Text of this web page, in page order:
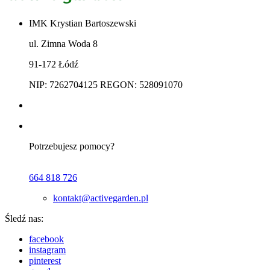
IMK Krystian Bartoszewski
ul. Zimna Woda 8
91-172 Łódź
NIP: 7262704125 REGON: 528091070
Potrzebujesz pomocy?
664 818 726
kontakt@activegarden.pl
Śledź nas:
facebook
instagram
pinterest